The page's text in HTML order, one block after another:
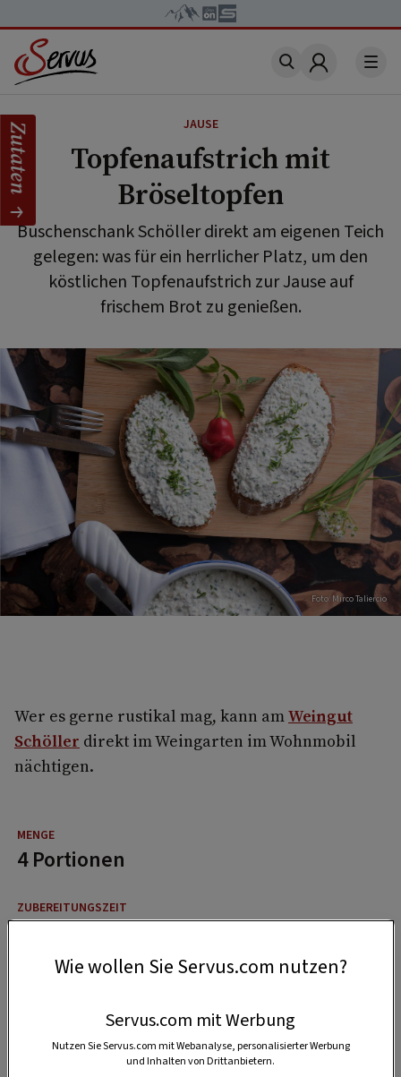
Account
JAUSE
Topfenaufstrich mit
Bröseltopfen
Buschenschank Schöller direkt am eigenen Teich
gelegen: was für ein herrlicher Platz, um den
köstlichen Topfenaufstrich zur Jause auf
frischem Brot zu genießen.
Foto: Mirco Taliercio
Wer es gerne rustikal mag, kann amWeingut
Schöller direkt im Weingarten im Wohnmobil
nächtigen.
4 Portionen
15 Minuten
Zutaten
Wie wollen Sie Servus.com nutzen?
Servus.com mit Werbung
Nutzen Sie Servus.com mit Webanalyse, personalisierter Werbung
und Inhalten von Drittanbietern.